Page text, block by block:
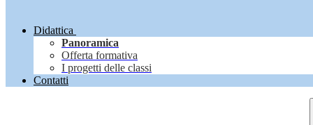
Didattica
Panoramica
Offerta formativa
I progetti delle classi
Contatti